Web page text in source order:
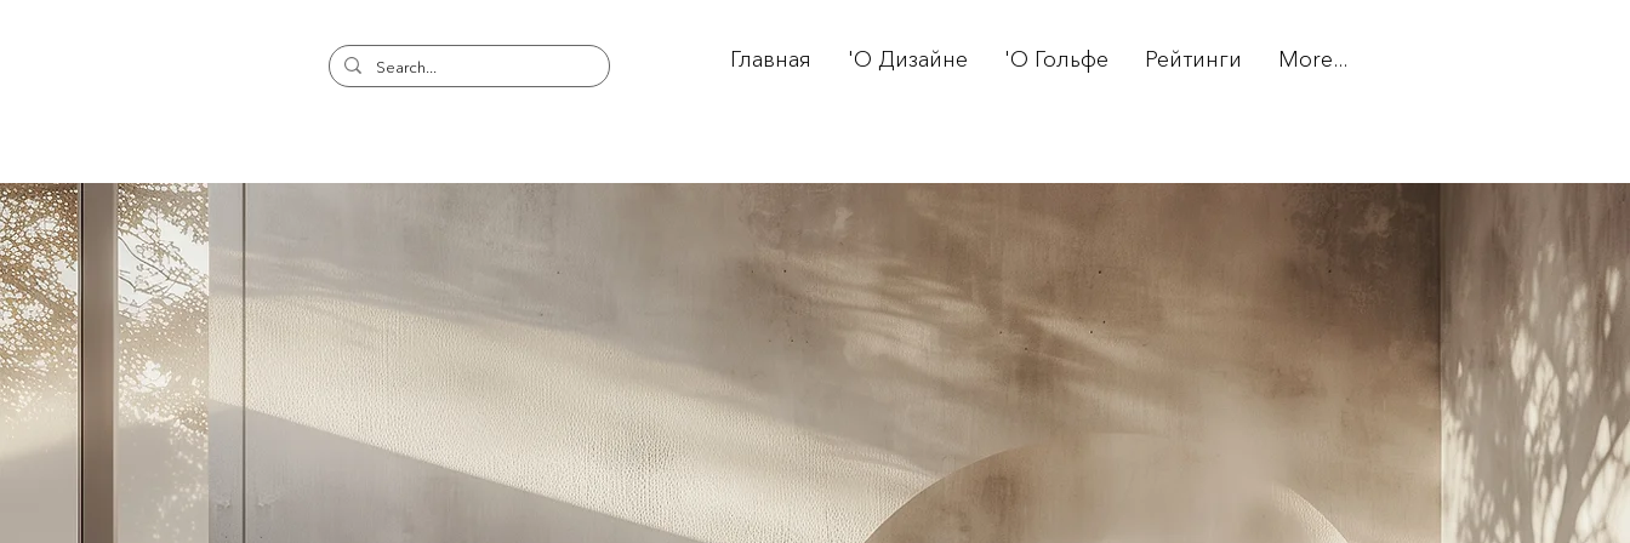
Главная 'О Дизайне 'О Гольфе Рейтинги More...